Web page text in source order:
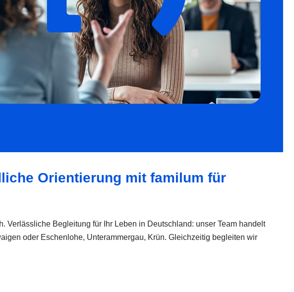
Orientierung mit familum für
Begleitung für Ihr Leben in Deutschland: unser Team handelt
oder Eschenlohe, Unterammergau, Krün. Gleichzeitig begleiten wir